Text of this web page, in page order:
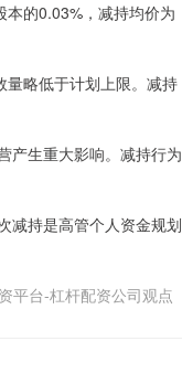
的0.03%，减持均价为
略低于计划上限。减持
产生重大影响。减持行为
减持是高管个人资金规划
平台-杠杆配资公司观点